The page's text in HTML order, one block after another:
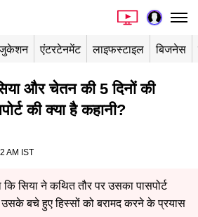
एंटरटेनमेंट लाइफस्टाइल बिजनेस
और चेतन की 5 दिनों की
की क्या है कहानी?
AM IST
सिया ने कथित तौर पर उसका पासपोर्ट
बचे हुए हिस्सों को बरामद करने के प्रयास